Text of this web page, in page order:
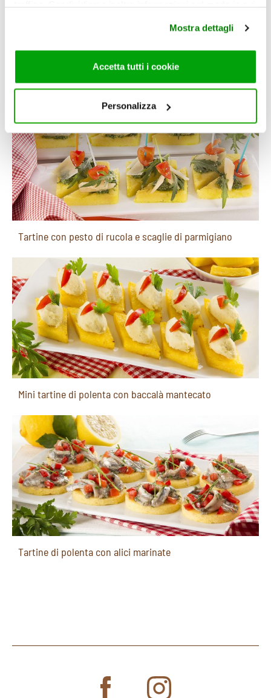
di analisi dei dati web, pubblicità e social media, i quali
potrebbero combinarle con altre informazioni che ha
fornito loro o che hanno raccolto dal suo utilizzo dei loro
cookie consultare la cookie policy. Se clicchi sulla “X” per
chiudere il banner, non verranno installati cookie sul tuo
dispositivo ad eccezione di quelli necessari ai fini del
corretto funzionamento del sito.
Mostra dettagli
Accetta tutti i cookie
Personalizza
Tartine con pesto di rucola e scaglie di parmigiano
Mini tartine di polenta con baccalà mantecato
Tartine di polenta con alici marinate